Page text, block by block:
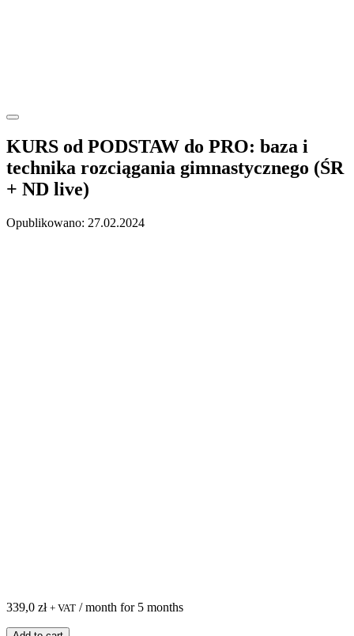
KURS od PODSTAW do PRO: baza i
technika rozciągania gimnastycznego (ŚR
+ ND live)
Opublikowano: 27.02.2024
339,0 zł + VAT / month for 5 months
ilość